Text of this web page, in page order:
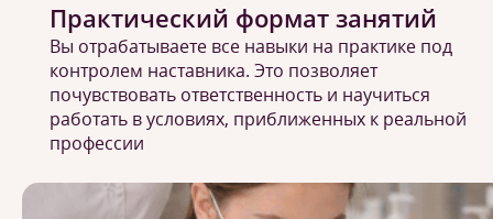
Практический формат занятий
Вы отрабатываете все навыки на практике под
контролем наставника. Это позволяет
почувствовать ответственность и научиться
работать в условиях, приближенных к реальной
профессии